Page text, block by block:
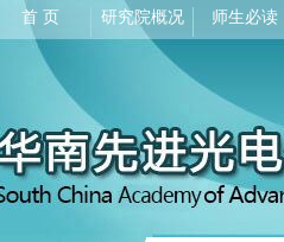
首 页 研究院概况 师生必读